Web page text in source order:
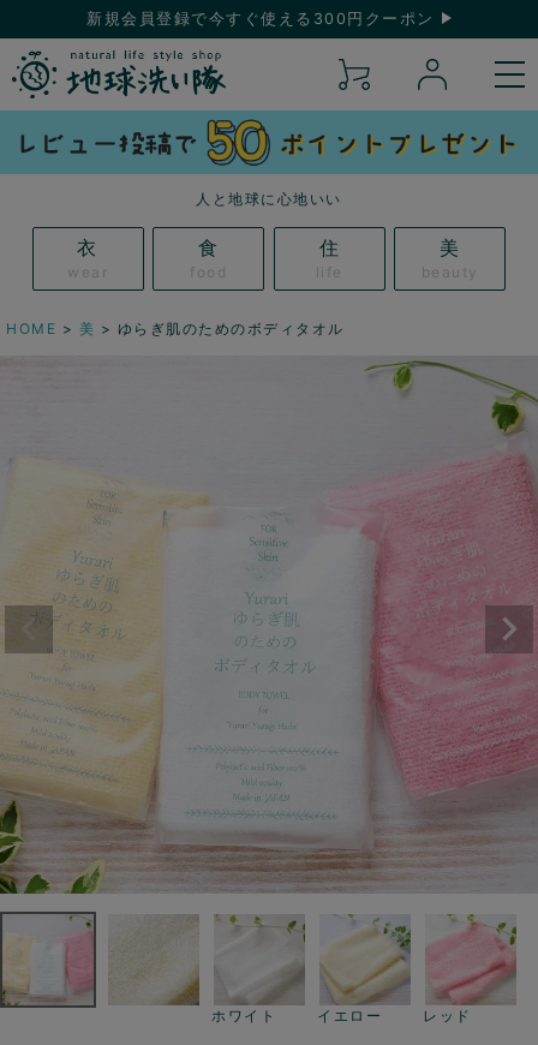
新規会員登録で今すぐ使える300円クーポン
人と地球に心地いい
衣
wear
食
food
住
life
美
beauty
HOME 美 ゆらぎ肌のためのボディタオル
ホワイト イエロー レッド